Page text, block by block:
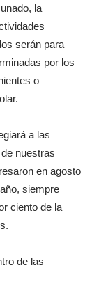
la
serán para
por los
o
a las
nuestras
en agosto
siempre
ciento de la
de las